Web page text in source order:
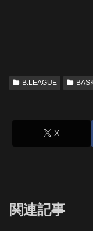
B.LEAGUE
X
関連記事